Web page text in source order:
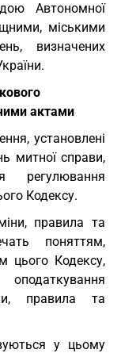
Автономної
міськими
визначених
актами
установлені
митної справи,
регулювання
Кодексу.
правила та
поняттям,
цього Кодексу,
правила та
у цьому